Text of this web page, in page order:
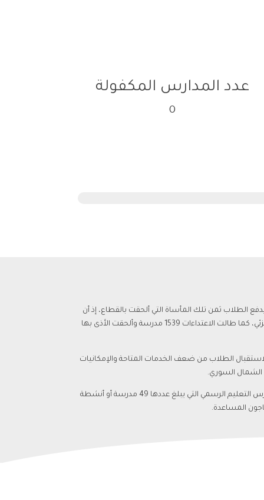
عدد المدارس المكفولة
0
الطلاب ثمن تلك المأساة التي ألحقت بالقطاع، إذ أن
أكثر من 2.4 مليون طفل سوري خارج مقاعد الدراسة، في حين دمرت ما لا يقل عن 1.197 مدرسة و 29 روضة من رياض الأطفال بشكل كلي أو جزئي، كما طالت الاعتداءات 1539 مدرسة وألحقت الأذى بها
الطلاب من ضعف الخدمات المتاحة والإمكانيات
الشمال السوري.
على مدار السنوات العشر السابقة عملت بنفسج على بناء نظام تعليمي بالتنسيق مع وكالات الأمم المتحدة لضمان استمرار التعليم عبر مدارس التعليم الرسمي التي يبلغ عددها 49 مدرسة أو أنشطة
المساعدة.